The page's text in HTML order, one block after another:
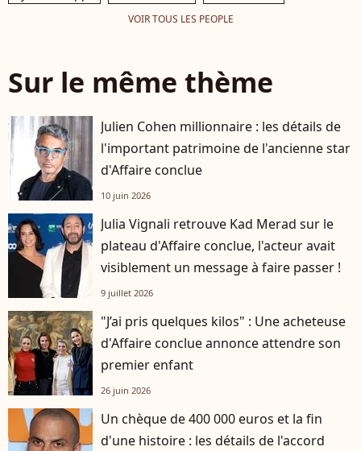
VOIR TOUS LES PEOPLE
Sur le même thème
Julien Cohen millionnaire : les détails de
l'important patrimoine de l'ancienne star
d'Affaire conclue
10 juin 2026
Julia Vignali retrouve Kad Merad sur le
plateau d'Affaire conclue, l'acteur avait
visiblement un message à faire passer !
9 juillet 2026
"J’ai pris quelques kilos" : Une acheteuse
d'Affaire conclue annonce attendre son
premier enfant
26 juin 2026
Un chèque de 400 000 euros et la fin
d'une histoire : les détails de l'accord